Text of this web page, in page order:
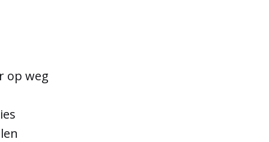
op weg